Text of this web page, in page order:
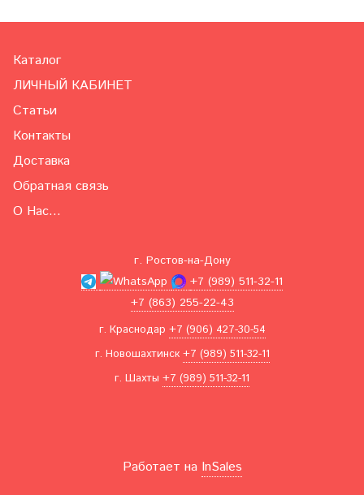
Каталог
ЛИЧНЫЙ КАБИНЕТ
Статьи
Контакты
Доставка
Обратная связь
О Нас...
г. Ростов-на-Дону
+7 (989) 511-32-11
+7 (863) 255-22-43
г. Краснодар +7 (906) 427-30-54
г. Новошахтинск +7 (989) 511-32-11
г. Шахты +7 (989) 511-32-11
Работает на InSales